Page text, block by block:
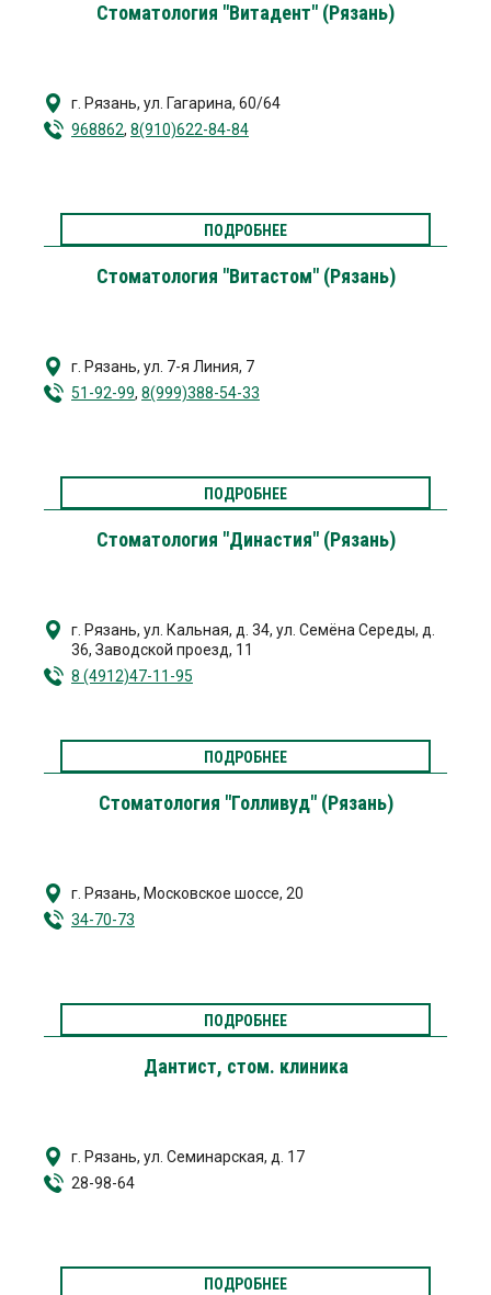
Стоматология "Витадент" (Рязань)
г. Рязань, ул. Гагарина, 60/64
968862, 8(910)622-84-84
ПОДРОБНЕЕ
Стоматология "Витастом" (Рязань)
г. Рязань, ул. 7-я Линия, 7
51-92-99, 8(999)388-54-33
ПОДРОБНЕЕ
Стоматология "Династия" (Рязань)
г. Рязань, ул. Кальная, д. 34, ул. Семёна Середы, д.
36, Заводской проезд, 11
8 (4912)47-11-95
ПОДРОБНЕЕ
Стоматология "Голливуд" (Рязань)
г. Рязань, Московское шоссе, 20
34-70-73
ПОДРОБНЕЕ
Дантист, стом. клиника
г. Рязань, ул. Семинарская, д. 17
28-98-64
ПОДРОБНЕЕ